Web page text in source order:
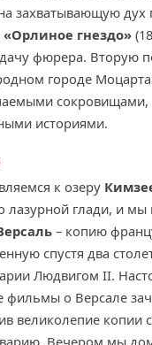
захватывающую дух
«Орлиное гнездо»
фюрера. Вторую
городе
сокровищами,
историями.
к озеру
лазурной глади, и мы
– копию
спустя два
Людвигом II.
фильмы о Версале
великолепие копии